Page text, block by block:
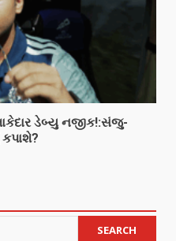
ડેબ્યુ નજીક!:સંજુ-
SEARCH